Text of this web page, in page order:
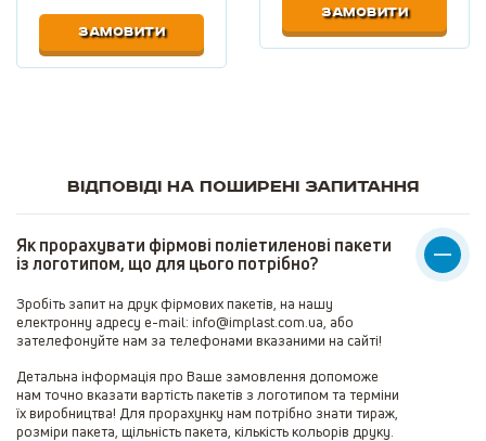
ЗАМОВИТИ
ЗАМОВИТИ
Відповіді на поширені запитання
Як прорахувати фірмові поліетиленові пакети
із логотипом, що для цього потрібно?
Зробіть запит на друк фірмових пакетів, на нашу
електронну адресу e-mail: info@implast.com.ua, або
зателефонуйте нам за телефонами вказаними на сайті!
Детальна інформація про Ваше замовлення допоможе
нам точно вказати вартість пакетів з логотипом та терміни
їх виробництва! Для прорахунку нам потрібно знати тираж,
розміри пакета, щільність пакета, кількість кольорів друку.